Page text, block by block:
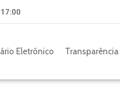
Eletrônico